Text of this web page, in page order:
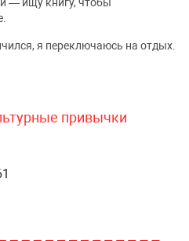
я переключаюсь на отдых.
привычки